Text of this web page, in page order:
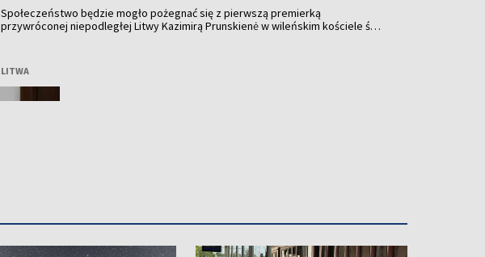
Społeczeństwo będzie mogło pożegnać się z pierwszą premierką
przywróconej niepodległej Litwy Kazimirą Prunskienėw wileńskim kościele św.
LITWA